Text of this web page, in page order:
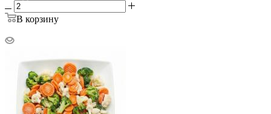
В корзину